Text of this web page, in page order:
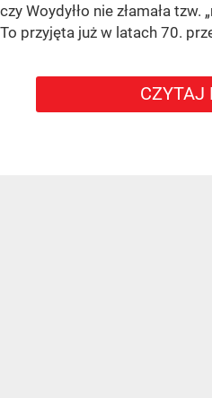
czy Woydyłło nie złamała tzw.
To przyjęta już w latach 70.
CZYTAJ